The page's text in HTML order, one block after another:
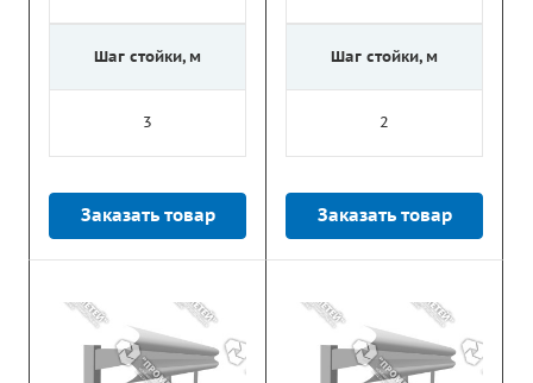
Шаг стойки, м
3
Заказать товар
Шаг стойки, м
2
Заказать товар